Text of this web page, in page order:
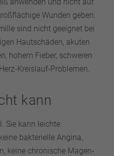
Wunden geben.
sind nicht geeignet bei
Hautschäden, akuten
hohem Fieber, schweren
Kreislauf-Problemen.
kann
Sie kann leichte
bakterielle Angina,
keine chronische Magen-